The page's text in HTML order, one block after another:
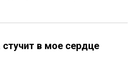
в мое сердце